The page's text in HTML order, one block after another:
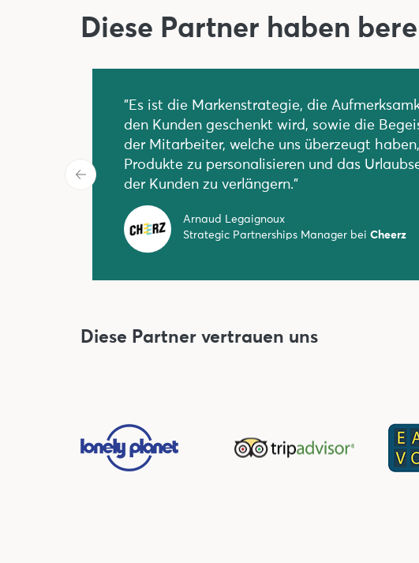
Diese Partner haben
"Es ist die Markenstrategie, die
den Kunden geschenkt wird, sowie die
der Mitarbeiter, welche uns überzeugt
Produkte zu personalisieren und das
der Kunden zu verlängern."
Arnaud Legaignoux
Strategic Partnerships Manager bei Cheerz
Diese Partner vertrauen uns